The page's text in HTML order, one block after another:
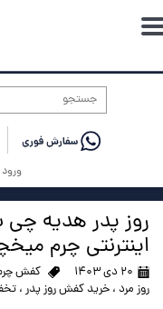
ورود
حساب کاربری من
تغییر گذر واژه
خروج از حساب کاربری
روز پدر هدیه چی
اینترنتی چرم
۲۰ دی ۱۴۰۳ کفش
روز مرد ، خرید کفش روز پدر ،